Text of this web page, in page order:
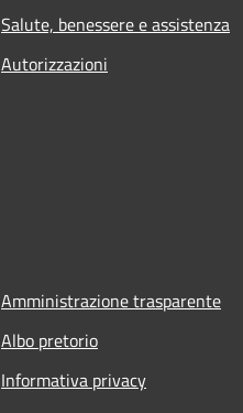
Salute, benessere e assistenza
Autorizzazioni
Amministrazione trasparente
Albo pretorio
Informativa privacy